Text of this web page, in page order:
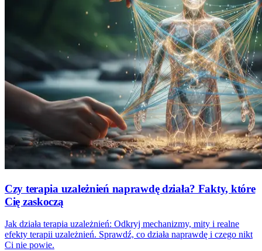
Czy terapia uzależnień naprawdę działa? Fakty, które
Cię zaskoczą
Jak działa terapia uzależnień: Odkryj mechanizmy, mity i realne
efekty terapii uzależnień. Sprawdź, co działa naprawdę i czego nikt
Ci nie powie.